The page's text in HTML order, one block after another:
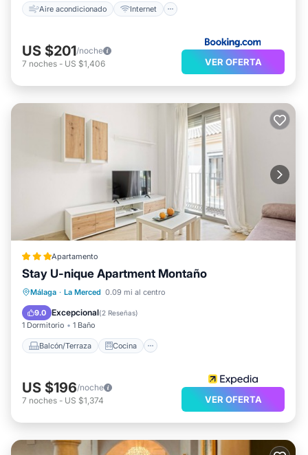
Aire acondicionado Internet
US $201/noche
7 noches - US $1,406 VER OFERTA
Apartamento
Stay U-nique Apartment Montaño
Málaga · La Merced 0.09 mi al centro
9.0 Excepcional(2 Reseñas)
1 Dormitorio 1 Baño
Balcón/Terraza Cocina
Balcón/Terraza
Cocina
Aire acondicionado
US $196/noche
7 noches - US $1,374 VER OFERTA